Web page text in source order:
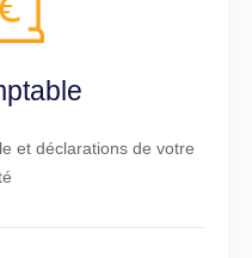
et déclarations de votre